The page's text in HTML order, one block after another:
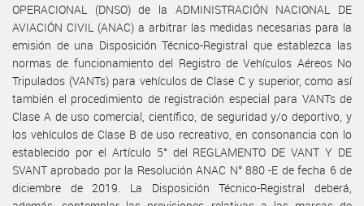
OPERACIONAL (DNSO) de la ADMINISTRACIÓN NACIONAL DE
AVIACIÓN CIVIL (ANAC) a arbitrar las medidas necesarias para la
emisión de una Disposición Técnico-Registral que establezca las
normas de funcionamiento del Registro de Vehículos Aéreos No
Tripulados (VANTs) para vehículos de Clase C y superior, como así
también el procedimiento de registración especial para VANTs de
Clase A de uso comercial, científico, de seguridad y/o deportivo, y
los vehículos de Clase B de uso recreativo, en consonancia con lo
establecido por el Artículo 5° del REGLAMENTO DE VANT Y DE
SVANT aprobado por la Resolución ANAC N° 880 -E de fecha 6 de
diciembre de 2019. La Disposición Técnico-Registral deberá,